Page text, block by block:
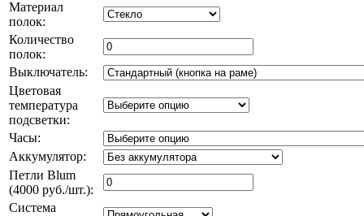
Материал
полок:
Количество
полок:
Выключатель:
Цветовая
температура
подсветки:
Часы:
Аккумулятор:
Петли Blum
(4000 руб./шт.):
Система